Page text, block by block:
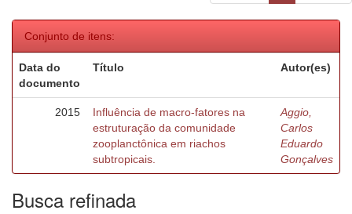
Conjunto de itens:
Data do
documento
Título Autor(es)
2015
Influência de macro-fatores na
estruturação da comunidade
zooplanctônica em riachos
subtropicais.
Aggio,
Carlos
Eduardo
Gonçalves
Busca refinada